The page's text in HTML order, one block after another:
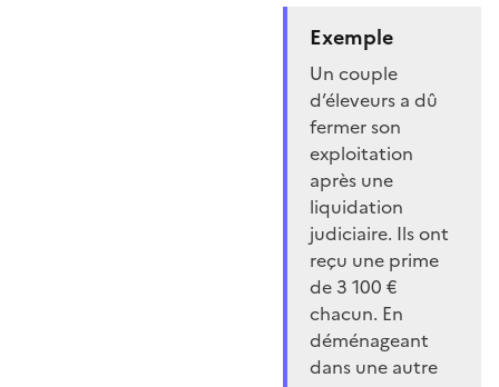
Exemple
Un couple
d’éleveurs a dû
fermer son
exploitation
après une
liquidation
judiciaire. Ils ont
reçu une prime
de 3 100 €
chacun. En
déménageant
dans une autre